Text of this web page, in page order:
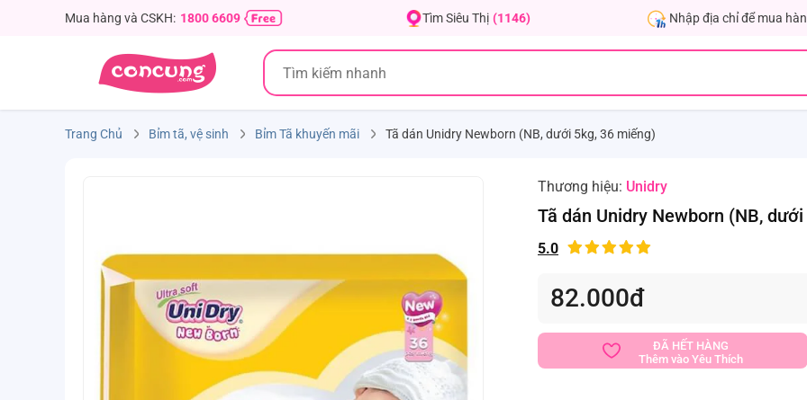
Mua hàng và CSKH: 1800 6609 Tìm Siêu Thị (1146) Nhập địa chỉ để mua
Trang Chủ Bỉm tã, vệ sinh Bỉm Tã khuyến mãi Tã dán Unidry Newborn (NB, dưới 5kg, 36 miếng)
Thương hiệu: Unidry
Tã dán Unidry Newborn (NB,
5.0
82.000đ
ĐÃ HẾT HÀNG
Thêm vào Yêu Thích